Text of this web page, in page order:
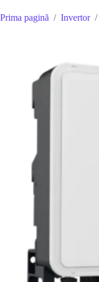
Prima pagină / Invertor /